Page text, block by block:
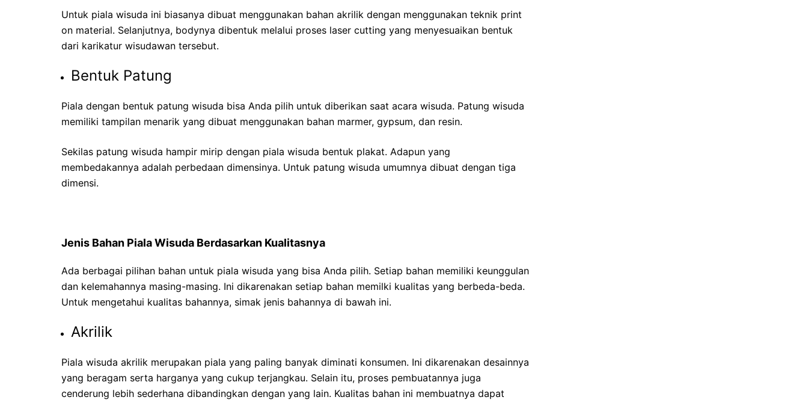
Untuk piala wisuda ini biasanya dibuat menggunakan bahan akrilik dengan menggunakan teknik print
on material. Selanjutnya, bodynya dibentuk melalui proses laser cutting yang menyesuaikan bentuk
dari karikatur wisudawan tersebut.
Bentuk Patung
Piala dengan bentuk patung wisuda bisa Anda pilih untuk diberikan saat acara wisuda. Patung wisuda
memiliki tampilan menarik yang dibuat menggunakan bahan marmer, gypsum, dan resin.
Sekilas patung wisuda hampir mirip dengan piala wisuda bentuk plakat. Adapun yang
membedakannya adalah perbedaan dimensinya. Untuk patung wisuda umumnya dibuat dengan tiga
dimensi.
Jenis Bahan Piala Wisuda Berdasarkan Kualitasnya
Ada berbagai pilihan bahan untuk piala wisuda yang bisa Anda pilih. Setiap bahan memiliki keunggulan
dan kelemahannya masing-masing. Ini dikarenakan setiap bahan memilki kualitas yang berbeda-beda.
Untuk mengetahui kualitas bahannya, simak jenis bahannya di bawah ini.
Akrilik
Piala wisuda akrilik merupakan piala yang paling banyak diminati konsumen. Ini dikarenakan desainnya
yang beragam serta harganya yang cukup terjangkau. Selain itu, proses pembuatannya juga
cenderung lebih sederhana dibandingkan dengan yang lain. Kualitas bahan ini membuatnya dapat